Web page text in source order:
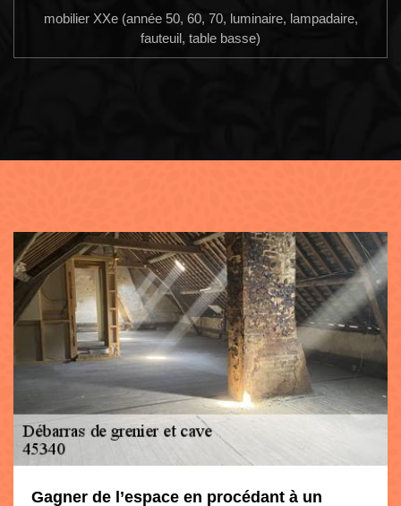
mobilier XXe (année 50, 60, 70, luminaire, lampadaire,
fauteuil, table basse)
Gagner de l’espace en procédant à un